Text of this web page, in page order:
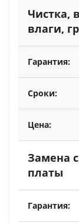
Чистка,
влаги,
Замена
платы